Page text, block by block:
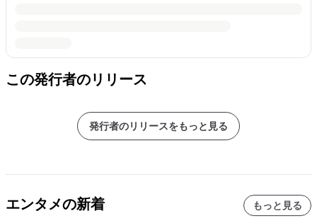
この発行者のリリース
発行者のリリースをもっと見る
エンタメの新着 もっと見る